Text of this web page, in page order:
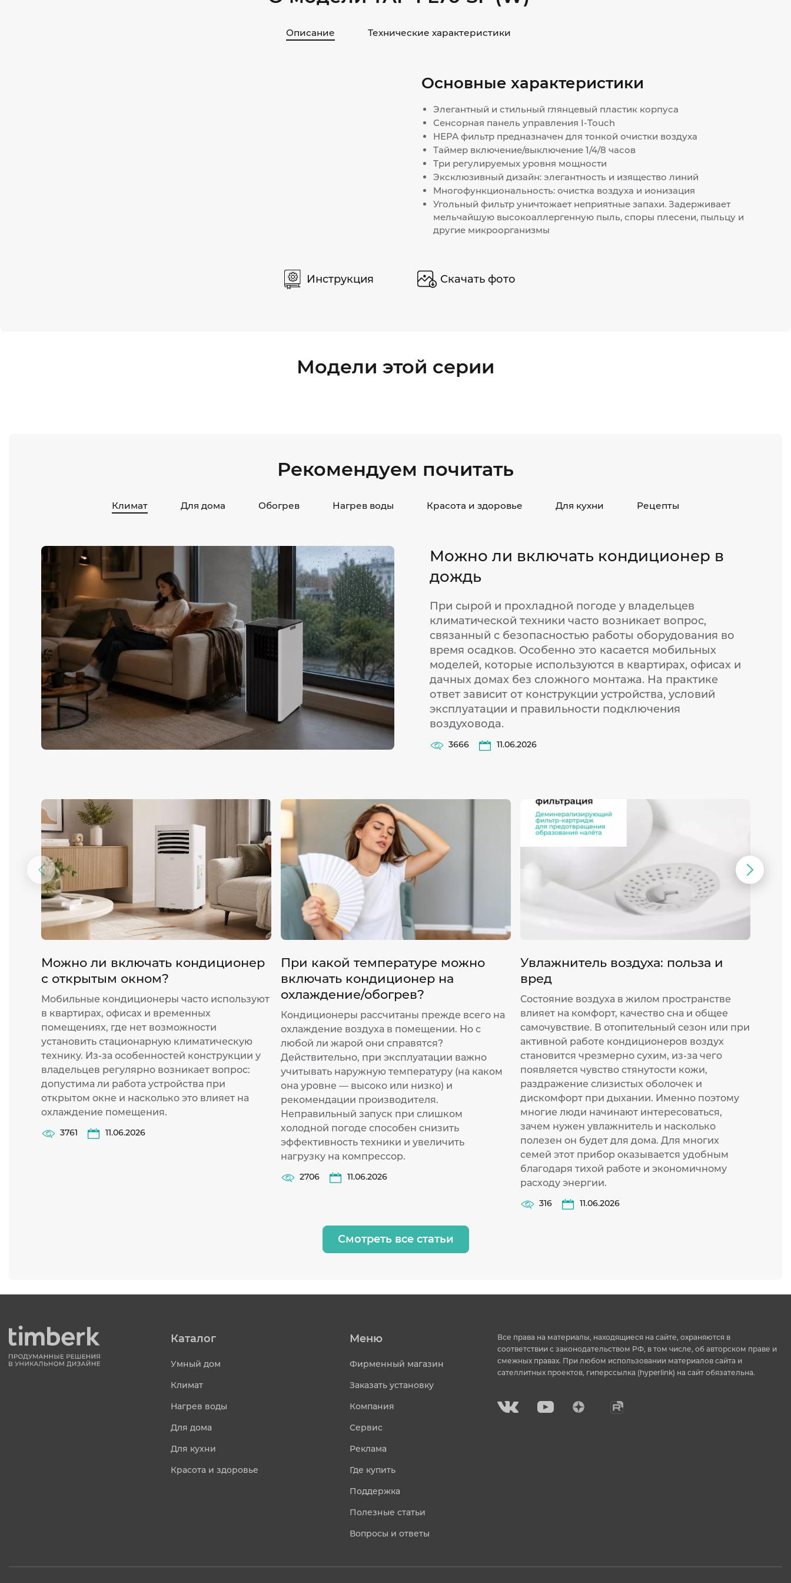
Описание Технические характеристики
Основные характеристики
Элегантный и стильный глянцевый пластик корпуса
Сенсорная панель управления I-Touch
НЕРА фильтр предназначен для тонкой очистки воздуха
Таймер включение/выключение 1/4/8 часов
Три регулируемых уровня мощности
Эксклюзивный дизайн: элегантность и изящество линий
Многофункциональность: очистка воздуха и ионизация
Угольный фильтр уничтожает неприятные запахи. Задерживает
мельчайшую высокоаллергенную пыль, споры плесени, пыльцу и
другие микроорганизмы
Инструкция Скачать фото
Модели этой серии
Рекомендуем почитать
Климат Для дома Обогрев Нагрев воды Красота и здоровье Для кухни Рецепты
Можно ли включать кондиционер в
дождь
При сырой и прохладной погоде у владельцев
климатической техники часто возникает вопрос,
связанный с безопасностью работы оборудования во
время осадков. Особенно это касается мобильных
моделей, которые используются в квартирах, офисах и
дачных домах без сложного монтажа. На практике
ответ зависит от конструкции устройства, условий
эксплуатации и правильности подключения
воздуховода.
3666 11.06.2026
Предыдущий
слайд
Можно ли включать кондиционер
с открытым окном?
Мобильные кондиционеры часто используют
в квартирах, офисах и временных
помещениях, где нет возможности
установить стационарную климатическую
технику. Из-за особенностей конструкции у
владельцев регулярно возникает вопрос:
допустима ли работа устройства при
открытом окне и насколько это влияет на
охлаждение помещения.
3761 11.06.2026
При какой температуре можно
включать кондиционер на
охлаждение/обогрев?
Кондиционеры рассчитаны прежде всего на
охлаждение воздуха в помещении. Но с
любой ли жарой они справятся?
Действительно, при эксплуатации важно
учитывать наружную температуру (на каком
она уровне — высоко или низко) и
рекомендации производителя.
Неправильный запуск при слишком
холодной погоде способен снизить
эффективность техники и увеличить
нагрузку на компрессор.
2706 11.06.2026
Увлажнитель воздуха: польза и
вред
Состояние воздуха в жилом пространстве
влияет на комфорт, качество сна и общее
самочувствие. В отопительный сезон или при
активной работе кондиционеров воздух
становится чрезмерно сухим, из-за чего
появляется чувство стянутости кожи,
раздражение слизистых оболочек и
дискомфорт при дыхании. Именно поэтому
многие люди начинают интересоваться,
зачем нужен увлажнитель и насколько
полезен он будет для дома. Для многих
семей этот прибор оказывается удобным
благодаря тихой работе и экономичному
расходу энергии.
316 11.06.2026
Смотреть все статьи
Каталог
Умный дом
Климат
Нагрев воды
Для дома
Для кухни
Красота и здоровье
Меню
Фирменный магазин
Заказать установку
Компания
Сервис
Реклама
Где купить
Поддержка
Полезные статьи
Вопросы и ответы
Все права на материалы, находящиеся на сайте, охраняются в
соответствии с законодательством РФ, в том числе, об авторском праве и
смежных правах. При любом использовании материалов сайта и
сателлитных проектов, гиперссылка (hyperlink) на сайт обязательна.